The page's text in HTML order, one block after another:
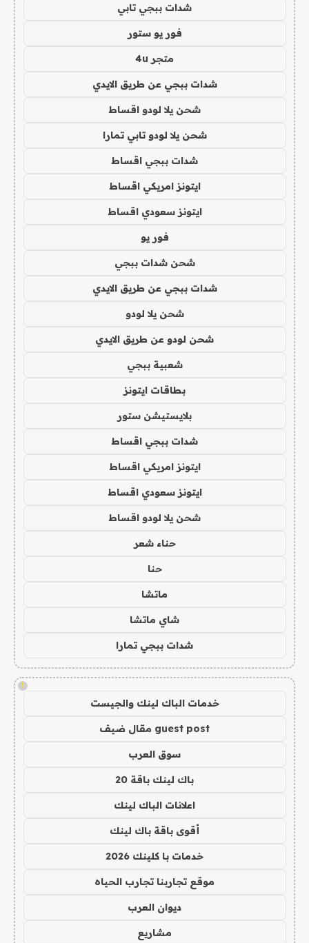
شدات ببجي تابي
فور يو ستور
متجر 4u
شدات ببجي عن طريق الايدي
شحن يلا لودو اقساط
شحن يلا لودو تابي تمارا
شدات ببجي اقساط
ايتونز امريكي اقساط
ايتونز سعودي اقساط
فور يو
شحن شدات ببجي
شدات ببجي عن طريق الايدي
شحن يلا لودو
شحن لودو عن طريق الايدي
شعبية ببجي
بطاقات ايتونز
بلايستيشن ستور
شدات ببجي اقساط
ايتونز امريكي اقساط
ايتونز سعودي اقساط
شحن يلا لودو اقساط
حناء شعر
حنا
ماتشا
شاي ماتشا
شدات ببجي تمارا
!
خدمات الباك لينك والجيست
guest post مقال ضيف
سوق العرب
باك لينك باقة 20
اعلانات الباك لينك
أقوى باقة باك لينك
خدمات با كلينك 2026
موقع تجاربنا تجارب الحياه
ديوان العرب
مشاريع